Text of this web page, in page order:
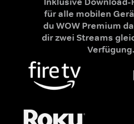
für alle mobilen
du WOW Premium
dir zwei Streams
Verfügung.